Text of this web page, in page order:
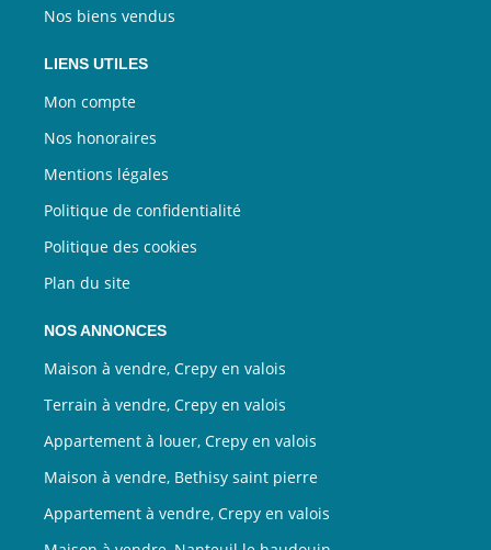
Nos biens vendus
LIENS UTILES
Mon compte
Nos honoraires
Mentions légales
Politique de confidentialité
Politique des cookies
Plan du site
NOS ANNONCES
Maison à vendre, Crepy en valois
Terrain à vendre, Crepy en valois
Appartement à louer, Crepy en valois
Maison à vendre, Bethisy saint pierre
Appartement à vendre, Crepy en valois